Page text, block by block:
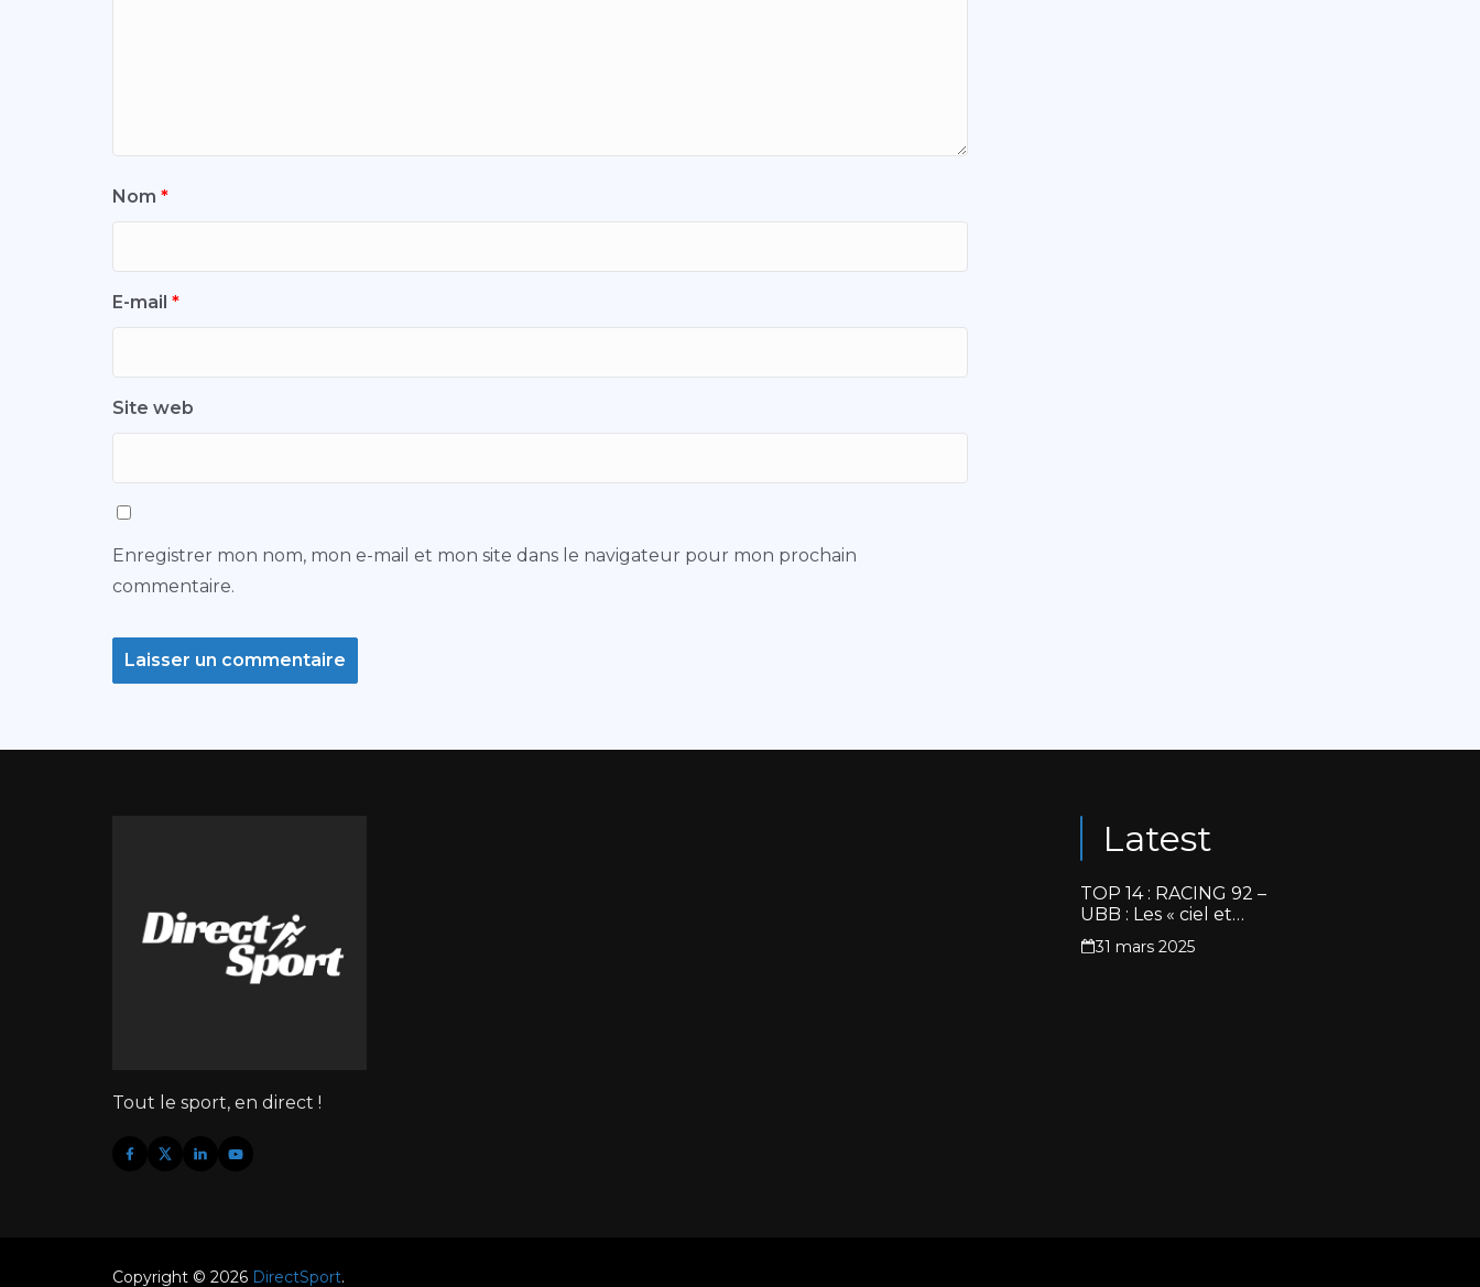
Nom *
E-mail *
Site web
Enregistrer mon nom, mon e-mail et mon site dans le navigateur pour mon prochain
commentaire.
Tout le sport, en direct !
Latest
TOP 14 : RACING 92 –
UBB : Les « ciel et
blanc » renouent avec
la victoire
31 mars 2025
Copyright © 2026 DirectSport.